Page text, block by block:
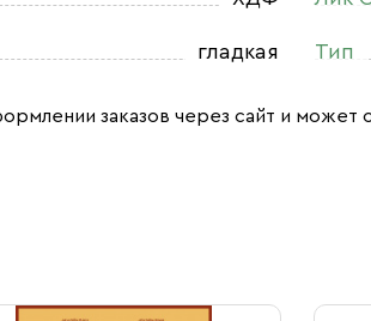
гладкая Тип
заказов через сайт и может